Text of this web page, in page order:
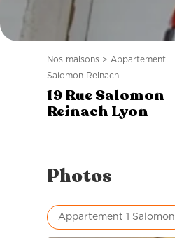
Nos maisons > Appartement
Salomon Reinach
19 Rue Salomon
Reinach Lyon
Photos
Appartement 1 Salomon